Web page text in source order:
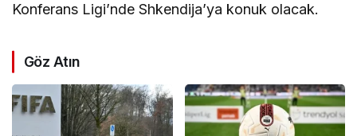
Konferans Ligi’nde Shkendija’ya konuk olacak.
Göz Atın